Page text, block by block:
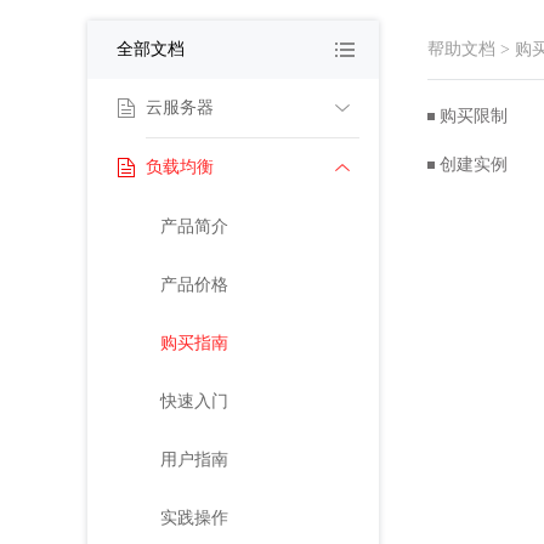
全部文档
云服务器
产品简介
计费规则
购买指导
控制台使用指南
常见问题
负载均衡
产品简介
产品价格
购买指南
快速入门
用户指南
实践操作
帮助文档 > 购
购买限制
创建实例